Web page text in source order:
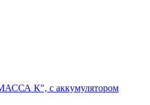
К", с аккумулятором